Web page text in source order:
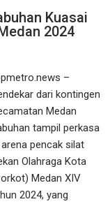
Kuasai
2024
–
dari kontingen
Medan
tampil perkasa
pencak silat
Olahraga Kota
Medan XIV
2024, yang